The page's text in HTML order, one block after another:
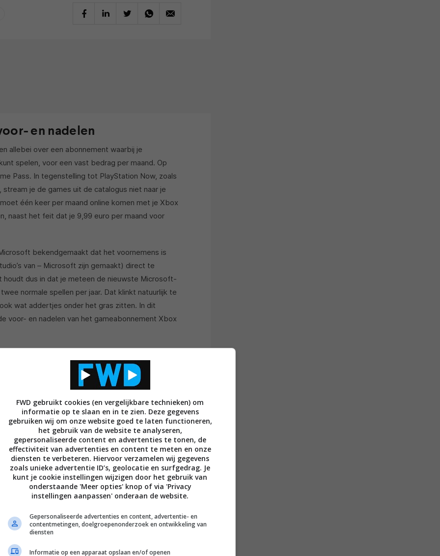
en nadelen
allebei over een abonnement waarbij je
spelen, voor een vast bedrag per maand. Op
Pass. In tegenstelling tot PlayStation Now, zoals
je de games uit de catalogus niet naar je
één keer per maand online komen met je Xbox
naast het feit dat je 9,99 euro per maand voor
bekendgemaakt dat het voornemens is
van – Microsoft zijn gemaakt) direct te
houdt dus in dat je meteen de nieuwste Microsoft-
normale spellen per jaar. Dat klinkt natuurlijk te
wat addertjes onder het gras zitten. In dit
voor- en nadelen van het gameabonnement Xbox
weinig geld
FWD gebruikt cookies (en vergelijkbare technieken) om
informatie op te slaan en in te zien. Deze gegevens
gebruiken wij om onze website goed te laten functioneren,
het gebruik van de website te analyseren,
gepersonaliseerde content en advertenties te tonen, de
effectiviteit van advertenties en content te meten en onze
diensten te verbeteren. Hiervoor verzamelen wij gegevens
zoals unieke advertentie ID’s, geolocatie en surfgedrag. Je
kunt je cookie instellingen wijzigen door het gebruik van
onderstaande 'Meer opties' knop of via 'Privacy
instellingen aanpassen' onderaan de website.
Gepersonaliseerde advertenties en content, advertentie- en
contentmetingen, doelgroepenonderzoek en ontwikkeling van
diensten
Informatie op een apparaat opslaan en/of openen